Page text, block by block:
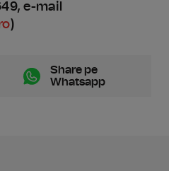
e-mail
)
Share pe
Whatsapp